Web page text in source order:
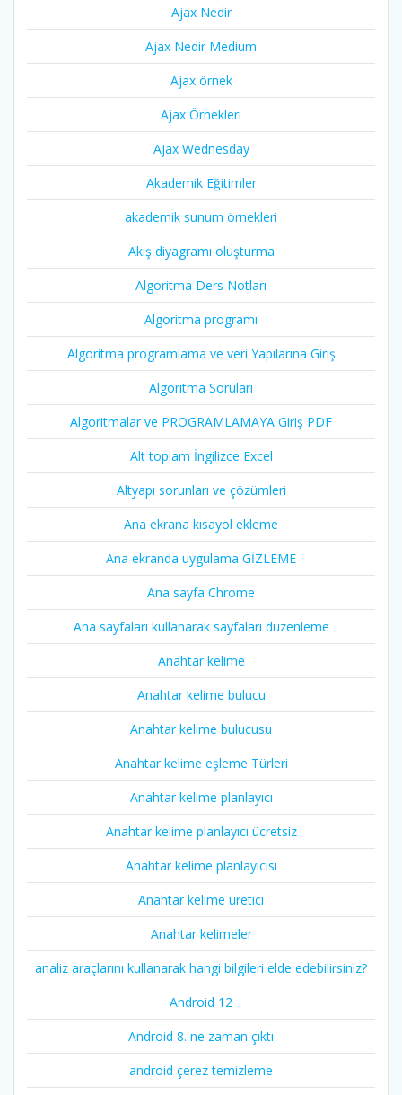
Ajax Nedir
Ajax Nedir Medium
Ajax örnek
Ajax Örnekleri
Ajax Wednesday
Akademik Eğitimler
akademik sunum örnekleri
Akış diyagramı oluşturma
Algoritma Ders Notları
Algoritma programı
Algoritma programlama ve veri Yapılarına Giriş
Algoritma Soruları
Algoritmalar ve PROGRAMLAMAYA Giriş PDF
Alt toplam İngilizce Excel
Altyapı sorunları ve çözümleri
Ana ekrana kısayol ekleme
Ana ekranda uygulama GİZLEME
Ana sayfa Chrome
Ana sayfaları kullanarak sayfaları düzenleme
Anahtar kelime
Anahtar kelime bulucu
Anahtar kelime bulucusu
Anahtar kelime eşleme Türleri
Anahtar kelime planlayıcı
Anahtar kelime planlayıcı ücretsiz
Anahtar kelime planlayıcısı
Anahtar kelime üretici
Anahtar kelimeler
analiz araçlarını kullanarak hangi bilgileri elde edebilirsiniz?
Android 12
Android 8. ne zaman çıktı
android çerez temizleme